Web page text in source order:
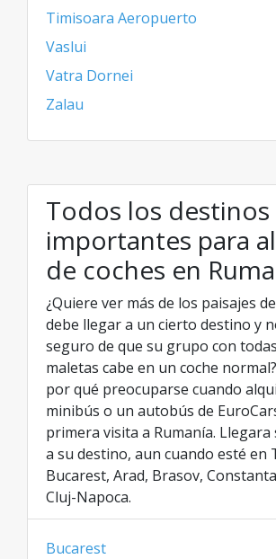
Timisoara Aeropuerto
Vaslui
Vatra Dornei
Zalau
Todos los destinos
importantes para
de coches en
¿Quiere ver más de los paisajes
debe llegar a un cierto destino y
seguro de que su grupo con
maletas cabe en un coche
por qué preocuparse cuando
minibús o un autobús de
primera visita a Rumanía. Llegara
a su destino, aun cuando esté en
Bucarest, Arad, Brasov,
Cluj-Napoca.
Bucarest